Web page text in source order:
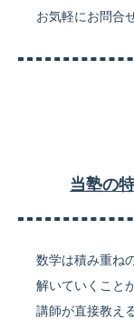
お気軽にお問合
当塾の
数学は積み重ね
解いていくこと
講師が直接教え